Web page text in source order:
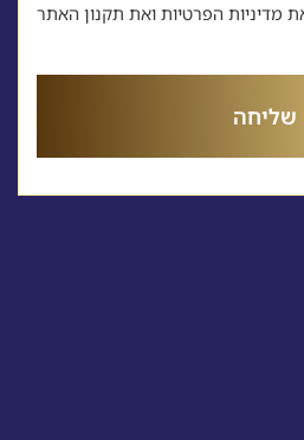
הפרטיות ואת תקנון האתר